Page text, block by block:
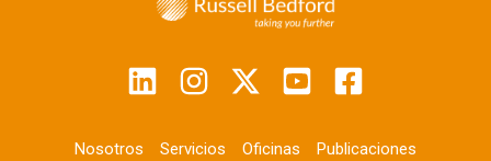
Nosotros Servicios Oficinas Publicaciones